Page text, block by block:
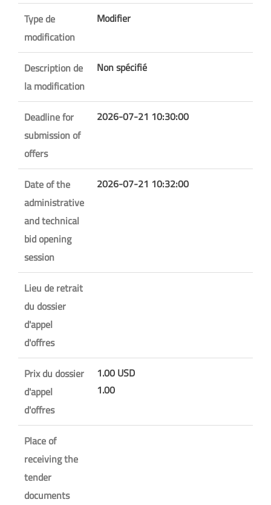
Type de
modification
Modifier
Description de
la modification
Non spécifié
Deadline for
submission of
offers
2026-07-21 10:30:00
Date of the
administrative
and technical
bid opening
session
2026-07-21 10:32:00
Lieu de retrait
du dossier
d'appel
d'offres
Prix du dossier
d'appel
d'offres
1.00 USD
1.00
Place of
receiving the
tender
documents